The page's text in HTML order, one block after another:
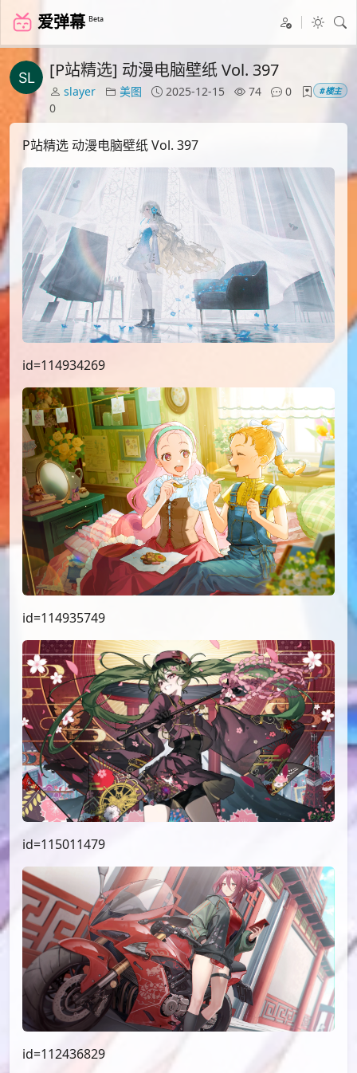
爱弹幕 Beta
[P站精选] 动漫电脑壁纸 Vol. 397
slayer 美图 2025-12-15 74
0
0
#楼主
P站精选 动漫电脑壁纸 Vol. 397
id=114934269
id=114935749
id=115011479
id=112436829